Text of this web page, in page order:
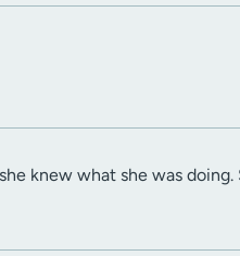
knew what she was